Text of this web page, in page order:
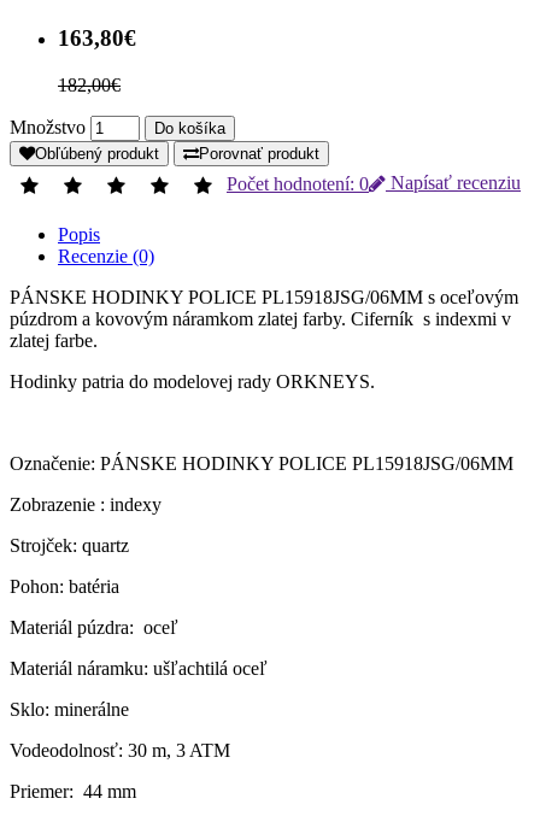
163,80€
182,00€
Množstvo
Do košíka
Obľúbený produkt
Porovnať produkt
Počet hodnotení: 0 Napísať recenziu
Popis
Recenzie (0)
PÁNSKE HODINKY POLICE PL15918JSG/06MM s oceľovým
púzdrom a kovovým náramkom zlatej farby. Ciferník s indexmi v
zlatej farbe.
Hodinky patria do modelovej rady ORKNEYS.
Označenie: PÁNSKE HODINKY POLICE PL15918JSG/06MM
Zobrazenie : indexy
Strojček: quartz
Pohon: batéria
Materiál púzdra: oceľ
Materiál náramku: ušľachtilá oceľ
Sklo: minerálne
Vodeodolnosť: 30 m, 3 ATM
Priemer: 44 mm